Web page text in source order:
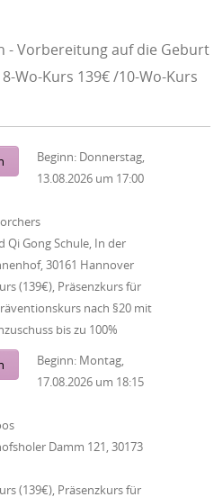
- Vorbereitung auf die Geburt
Wo-Kurs 139€ /10-Wo-Kurs
Beginn: Donnerstag,
13.08.2026 um 17:00
Qi Gong Schule, In der
30161 Hannover
(139€), Präsenzkurs für
nach §20 mit
bis zu 100%
Beginn: Montag,
17.08.2026 um 18:15
Damm 121, 30173
(139€), Präsenzkurs für